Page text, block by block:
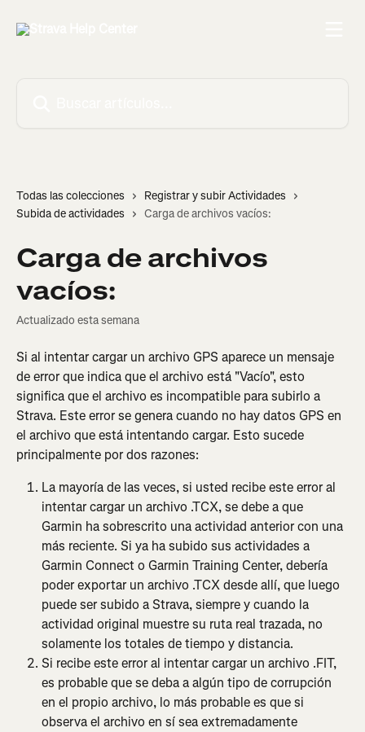
Todas las colecciones
Registrar y subir Actividades
Subida de actividades
Carga de archivos vacíos:
Carga de archivos
vacíos:
Actualizado esta semana
Si al intentar cargar un archivo GPS aparece un mensaje
de error que indica que el archivo está "Vacío", esto
significa que el archivo es incompatible para subirlo a
Strava. Este error se genera cuando no hay datos GPS en
el archivo que está intentando cargar. Esto sucede
principalmente por dos razones:
La mayoría de las veces, si usted recibe este error al
intentar cargar un archivo .TCX, se debe a que
Garmin ha sobrescrito una actividad anterior con una
más reciente. Si ya ha subido sus actividades a
Garmin Connect o Garmin Training Center, debería
poder exportar un archivo .TCX desde allí, que luego
puede ser subido a Strava, siempre y cuando la
actividad original muestre su ruta real trazada, no
solamente los totales de tiempo y distancia.
Si recibe este error al intentar cargar un archivo .FIT,
es probable que se deba a algún tipo de corrupción
en el propio archivo, lo más probable es que si
observa el archivo en sí sea extremadamente